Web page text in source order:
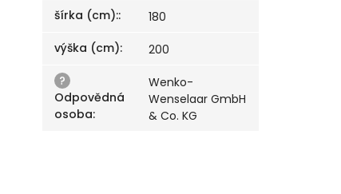
šírka (cm)::
180
výška (cm):
200
?
Odpovědná
osoba:
Wenko-
Wenselaar GmbH
& Co. KG